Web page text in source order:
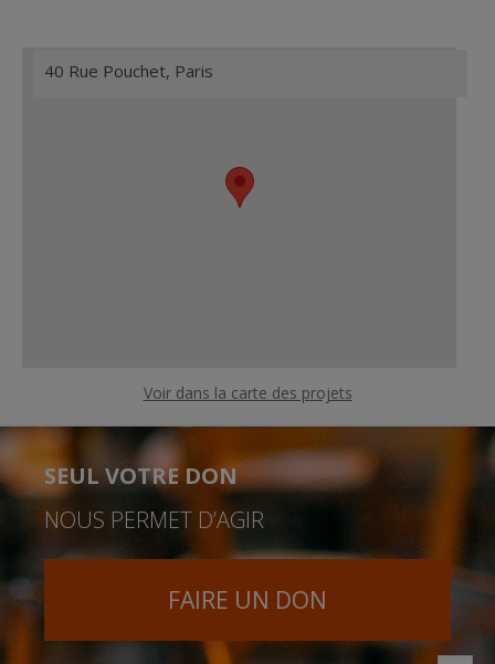
Voir dans la carte des projets
40 Rue Pouchet, Paris
SEUL VOTRE DON
NOUS PERMET D’AGIR
FAIRE UN DON